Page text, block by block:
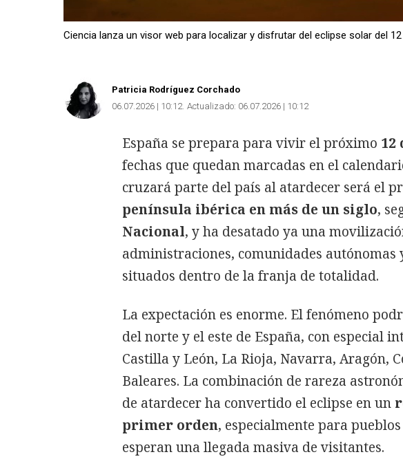
Ciencia lanza un visor web para localizar y disfrutar del eclipse solar del
Patricia Rodríguez Corchado
06.07.2026 | 10:12 Actualizado: 06.07.2026 | 10:12
España se prepara para vivir el próximo 12
fechas que quedan marcadas en el
cruzará parte del país al atardecer será el
península ibérica en más de un siglo,
Nacional, y ha desatado ya una
administraciones, comunidades autónomas
situados dentro de la franja de totalidad.
La expectación es enorme. El fenómeno
del norte y el este de España, con especial
Castilla y León, La Rioja, Navarra, Aragón,
Baleares. La combinación de rareza
de atardecer ha convertido el eclipse en un
primer orden, especialmente para
esperan una llegada masiva de visitantes.